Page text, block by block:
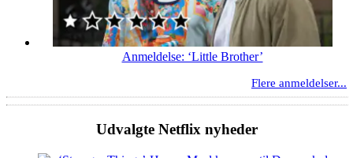
Anmeldelse: ‘Little Brother’
Flere anmeldelser...
Udvalgte Netflix nyheder